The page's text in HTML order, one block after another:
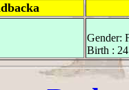
Gender:
Birth :